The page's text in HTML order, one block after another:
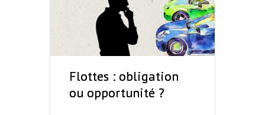
Flottes : obligation
ou opportunité ?